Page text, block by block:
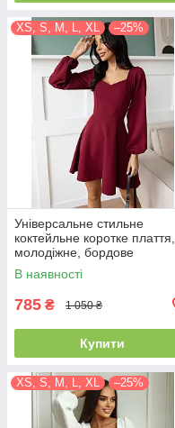
XS, S, M, L, XL –25%
Універсальне стильне
коктейльне коротке плаття,
молодіжне, бордове
В наявності
785 ₴ 1 050 ₴
Купити
XS, S, M, L, XL –25%